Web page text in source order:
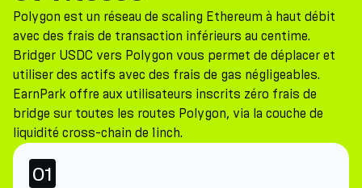
Polygon est un réseau de scaling Ethereum à haut débit
avec des frais de transaction inférieurs au centime.
Bridger USDC vers Polygon vous permet de déplacer et
utiliser des actifs avec des frais de gas négligeables.
EarnPark offre aux utilisateurs inscrits zéro frais de
bridge sur toutes les routes Polygon, via la couche de
liquidité cross-chain de 1inch.
01